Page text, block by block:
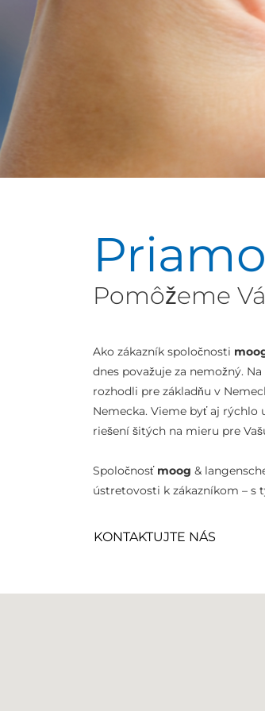
Pomôžeme
Ako zákazník spoločnosti
dnes považuje za nemožný.
rozhodli pre základňu v
Nemecka. Vieme byť aj rýchlo
riešení šitých na mieru pre
Spoločnosť moog &
ústretovosti k zákazníkom – s
KONTAKTUJTE NÁS